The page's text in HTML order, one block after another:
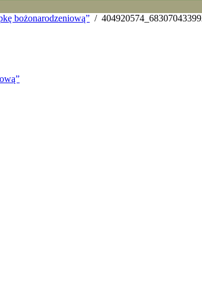
bożonarodzeniową”